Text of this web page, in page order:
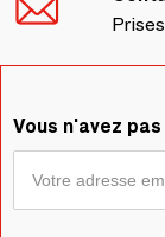
Vous n'avez